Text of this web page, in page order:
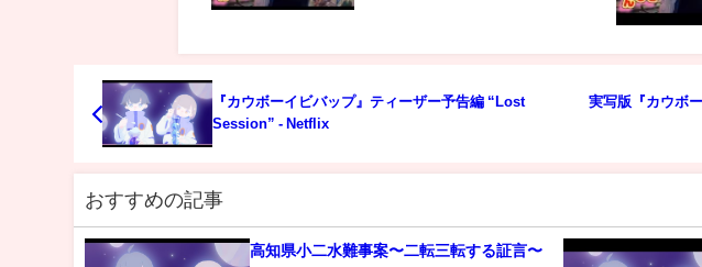
『カウボーイビバップ』ティーザー予告編 “Lost
Session” - Netflix
実写版『カウボ
おすすめの記事
高知県小二水難事案〜二転三転する証言〜